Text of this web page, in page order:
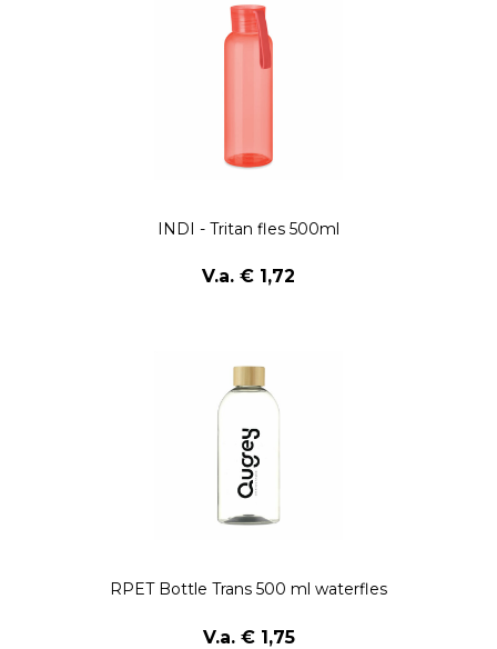
INDI - Tritan fles 500ml
V.a. € 1,72
RPET Bottle Trans 500 ml waterfles
V.a. € 1,75